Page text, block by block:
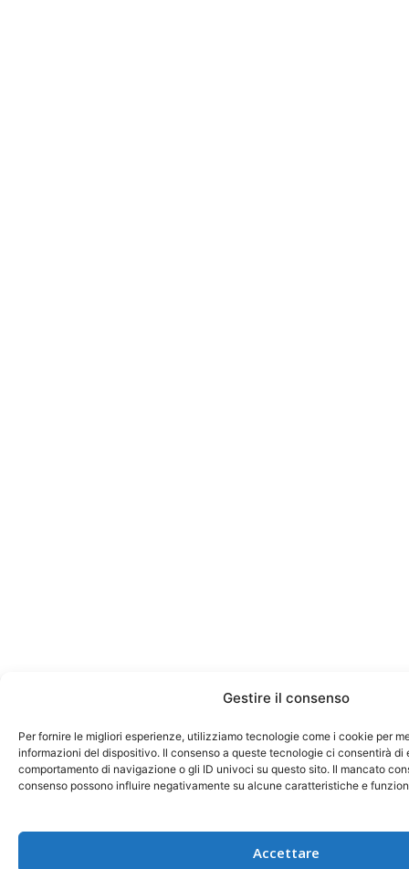
Gestire il consenso
Per fornire le migliori esperienze, utilizziamo tecnologie come i cookie per
informazioni del dispositivo. Il consenso a queste tecnologie ci consentirà di
comportamento di navigazione o gli ID univoci su questo sito. Il mancato
consenso possono influire negativamente su alcune caratteristiche e
Accettare